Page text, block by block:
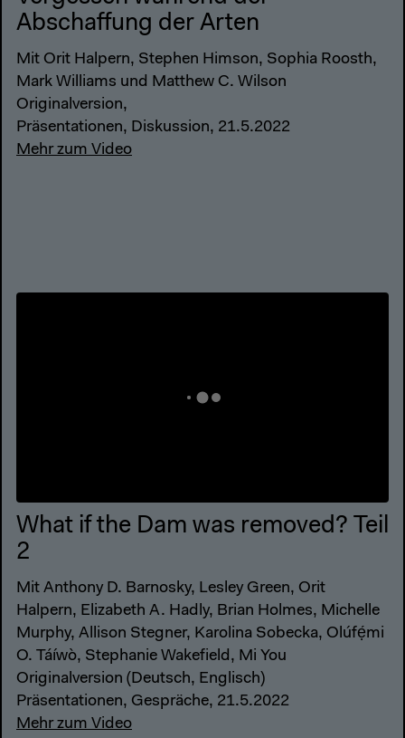
Abschaffung der Arten
Mit Orit Halpern, Stephen Himson, Sophia Roosth,
Mark Williams und Matthew C. Wilson
Originalversion,
Präsentationen, Diskussion, 21.5.2022
Mehr zum Video
What if the Dam was removed? Teil
2
Mit Anthony D. Barnosky, Lesley Green, Orit
Halpern, Elizabeth A. Hadly, Brian Holmes, Michelle
Murphy, Allison Stegner, Karolina Sobecka, Olúfẹ́mi
O. Táíwò, Stephanie Wakefield, Mi You
Originalversion (Deutsch, Englisch)
Präsentationen, Gespräche, 21.5.2022
Mehr zum Video